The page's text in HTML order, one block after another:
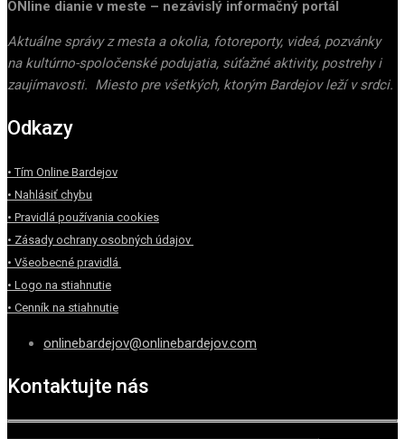
ONline dianie v meste – nezávislý informačný portál
Aktuálne správy z mesta a okolia, fotoreporty, videá, pozvánky
na kultúrno-spoločenské podujatia, súťažné aktivity, postrehy i
zaujímavosti. Miesto pre všetkých, ktorým Bardejov leží v srdci.
Odkazy
• Tím Online Bardejov
• Nahlásiť chybu
• Pravidlá používania cookies
• Zásady ochrany osobných údajov
• Všeobecné pravidlá
• Logo na stiahnutie
• Cenník na stiahnutie
onlinebardejov@onlinebardejov.com
Kontaktujte nás